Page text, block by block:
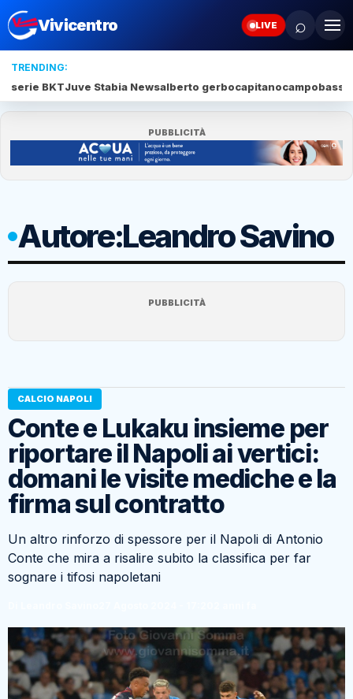
Vivicentro LIVE ⌕
TRENDING:
serie BKTJuve Stabia Newsalberto gerbocapitanocampobasso
PUBBLICITÀ
Autore:Leandro Savino
PUBBLICITÀ
CALCIO NAPOLI
Conte e Lukaku insieme per
riportare il Napoli ai vertici:
domani le visite mediche e la
firma sul contratto
Un altro rinforzo di spessore per il Napoli di Antonio
Conte che mira a risalire subito la classifica per far
sognare i tifosi napoletani